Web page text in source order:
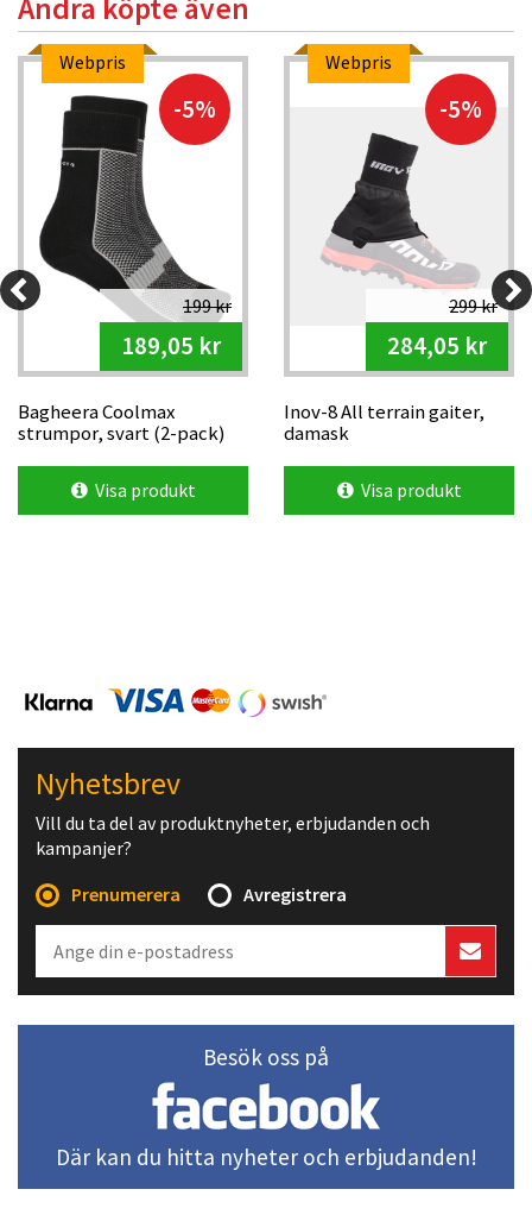
Andra köpte även
Webpris
-5%
199 kr
189,05 kr
Bagheera Coolmax
strumpor, svart (2-pack)
Visa produkt
Webpris
-5%
299 kr
284,05 kr
Inov-8 All terrain gaiter,
damask
Visa produkt
Nyhetsbrev
Vill du ta del av produktnyheter, erbjudanden och
kampanjer?
Prenumerera
Avregistrera
Besök oss på
Där kan du hitta nyheter och erbjudanden!